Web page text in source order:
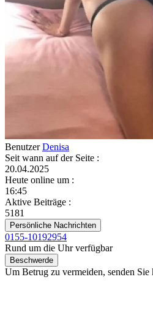
BenutzerDenisa
Seit wann auf der Seite :
20.04.2025
Heute online um :
16:45
Aktive Beiträge :
5181
Persönliche Nachrichten
0155-10192954
Rund um die Uhr verfügbar
Beschwerde
Um Betrug zu vermeiden, senden